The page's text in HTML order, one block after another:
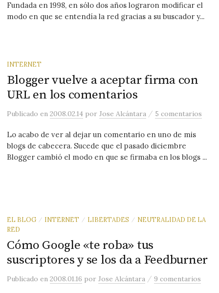
Fundada en 1998, en sólo dos años lograron modificar el
modo en que se entendía la red gracias a su buscador y...
INTERNET
Blogger vuelve a aceptar firma con
URL en los comentarios
Publicadoen2008.02.14 porJose Alcántara / 5 comentarios
Lo acabo de ver al dejar un comentario en uno de mis
blogs de cabecera. Sucede que el pasado diciembre
Blogger cambió el modo en que se firmaba en los blogs ...
EL BLOG / INTERNET / LIBERTADES / NEUTRALIDAD DE LA
RED
Cómo Google «te roba» tus
suscriptores y se los da a Feedburner
Publicadoen2008.01.16 porJose Alcántara /9 comentarios